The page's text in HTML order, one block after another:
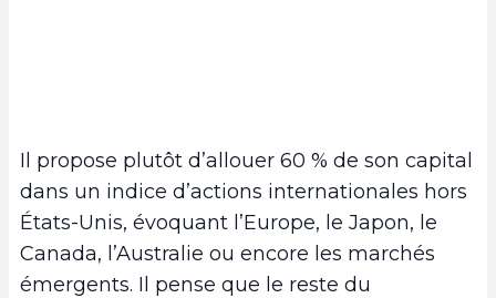
Il propose plutôt d’allouer 60 % de son capital
dans un indice d’actions internationales hors
États-Unis, évoquant l’Europe, le Japon, le
Canada, l’Australie ou encore les marchés
émergents. Il pense que le reste du